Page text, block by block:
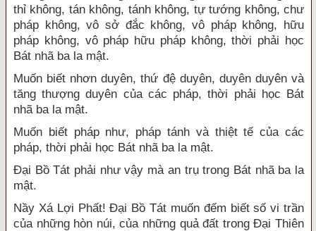
thỉ không, tán không, tánh không, tự tướng không, chư
pháp không, vô sở đắc không, vô pháp không, hữu
pháp không, vô pháp hữu pháp không, thời phải học
Bát nhã ba la mật.
Muốn biết nhơn duyên, thứ đệ duyên, duyên duyên và
tăng thượng duyên của các pháp, thời phải học Bát
nhã ba la mật.
Muốn biết pháp như, pháp tánh và thiệt tế của các
pháp, thời phải học Bát nhã ba la mật.
Đại Bồ Tát phải như vậy mà an trụ trong Bát nhã ba la
mật.
Nầy Xá Lợi Phất! Đại Bồ Tát muốn đếm biết số vi trần
của những hòn núi, của những quả đất trong Đại Thiên